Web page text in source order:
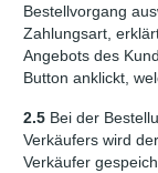
Bestellvorgang
Zahlungsart,
Angebots des
Button anklickt,
2.5 Bei der
Verkäufers wird
Verkäufer